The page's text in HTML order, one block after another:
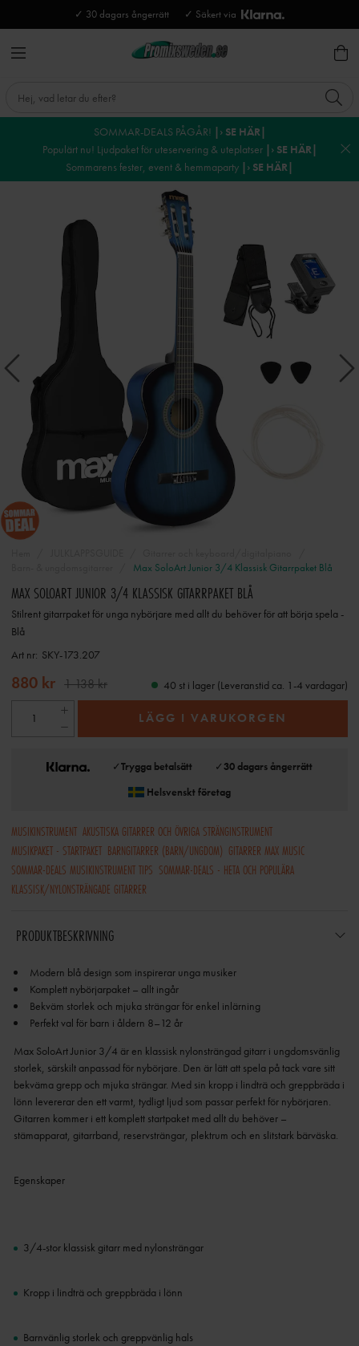
✓ 30 dagars ångerrätt ✓ Säkert via
SOMMAR-DEALS PÅGÅR! |› SE HÄR|
Populärt nu! Ljudpaket för uteservering & uteplatser |› SE HÄR|
Sommarens fester, event & hemmaparty |› SE HÄR|
Max SoloArt Junior 3/4 Klassisk Gitarrpaket Blå
MAX SOLOART JUNIOR 3/4 KLASSISK GITARRPAKET BLÅ
Stilrent gitarrpaket för unga nybörjare med allt du behöver för att börja spela -
Blå
Art nr: SKY-173.207
880 kr 1 138 kr 40 st i lager (Leveranstid ca. 1-4 vardagar)
LÄGG I VARUKORGEN
✓Trygga betalsätt ✓30 dagars ångerrätt
Helsvenskt företag
MUSIKINSTRUMENT AKUSTISKA GITARRER OCH ÖVRIGA STRÄNGINSTRUMENT
MUSIKPAKET - STARTPAKET BARNGITARRER (BARN/UNGDOM) GITARRER MAX MUSIC
SOMMAR-DEALS MUSIKINSTRUMENT TIPS SOMMAR-DEALS - HETA OCH POPULÄRA
KLASSISK/NYLONSTRÄNGADE GITARRER
PRODUKTBESKRIVNING
Modern blå design som inspirerar unga musiker
Komplett nybörjarpaket – allt ingår
Perfekt val för barn i åldern 8–12 år
Max SoloArt Junior 3/4 är en klassisk nylonsträngad gitarr i ungdomsvänlig
storlek, särskilt anpassad för nybörjare. Den är lätt att spela på tack vare sitt
bekväma grepp och mjuka strängar. Med sin kropp i lindträ och greppbräda i
lönn levererar den ett varmt, tydligt ljud som passar perfekt för nybörjaren.
Gitarren kommer i ett komplett startpaket med allt du behöver –
stämapparat, gitarrband, reservsträngar, plektrum och en slitstark bärväska.
Egenskaper
3/4-stor klassisk gitarr med nylonsträngar
Kropp i lindträ och greppbräda i lönn
Barnvänlig storlek och greppvänlig hals